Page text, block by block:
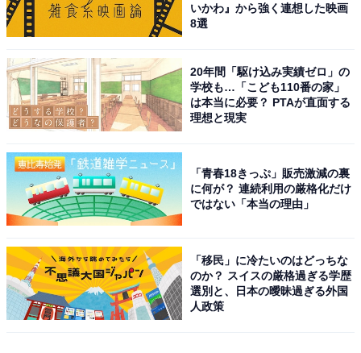
いかわ』から強く連想した映画
8選
20年間「駆け込み実績ゼロ」の
学校も…「こども110番の家」
は本当に必要？ PTAが直面する
理想と現実
「青春18きっぷ」販売激減の裏
に何が？ 連続利用の厳格化だけ
ではない「本当の理由」
「移民」に冷たいのはどっちな
のか？ スイスの厳格過ぎる学歴
選別と、日本の曖昧過ぎる外国
人政策